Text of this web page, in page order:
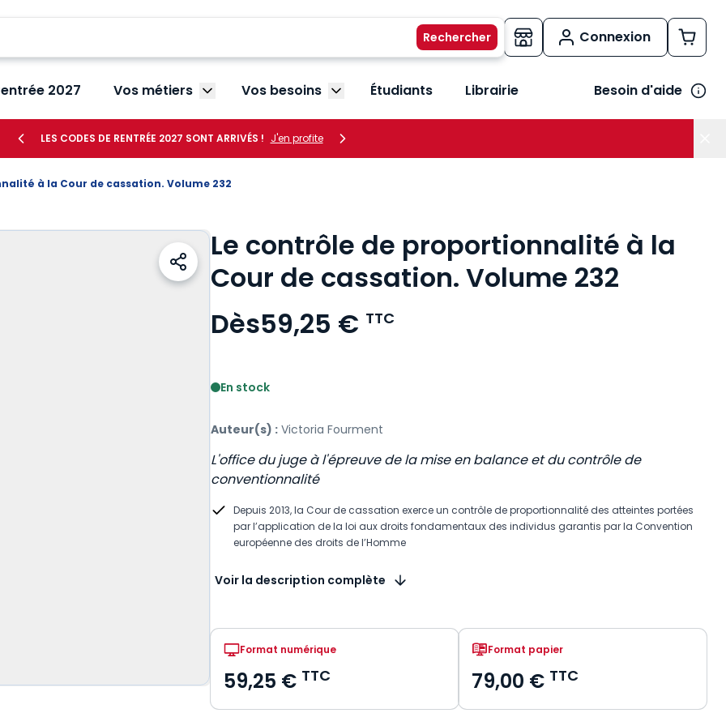
Connexion
2027 Vos métiers Afficher le sous-menu Vos métiers
Vos besoins Afficher le sous-menu Vos besoins
Étudiants Librairie Besoin d'aide
LES CODES DE RENTRÉE 2027 SONT ARRIVÉS ! J'en profite
à la Cour de cassation. Volume 232
Le contrôle de proportionnalité à la
Cour de cassation. Volume 232
Dès59,25 € TTC
En stock
Auteur(s) : Victoria Fourment
L'office du juge à l'épreuve de la mise en balance et du contrôle de
conventionnalité
Depuis 2013, la Cour de cassation exerce un contrôle de proportionnalité des atteintes portées
par l’application de la loi aux droits fondamentaux des individus garantis par la Convention
européenne des droits de l’Homme
Voir la description complète
Format numérique
59,25 € TTC
Format papier
79,00 € TTC